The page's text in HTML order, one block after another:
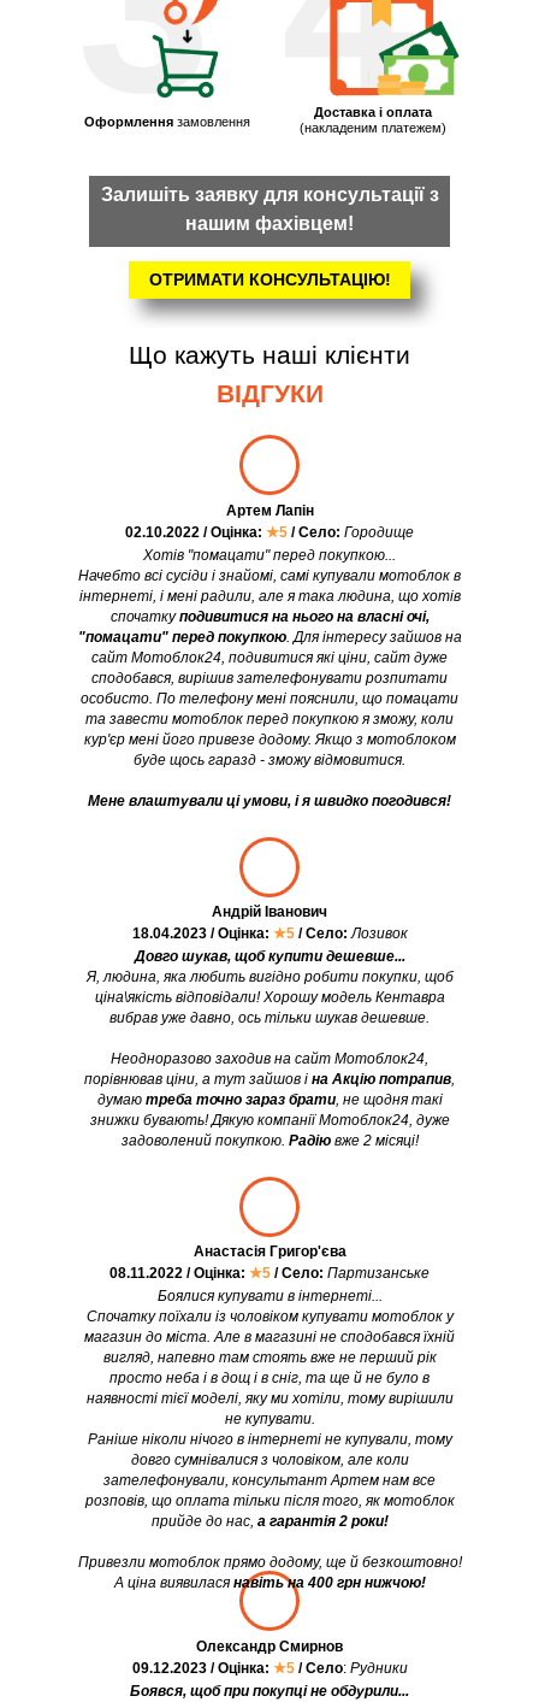
Оформлення замовлення
Доставка і оплата
(накладеним платежем)
ОТРИМАТИ КОНСУЛЬТАЦІЮ!
Залишіть заявку для консультації з
нашим фахівцем!
Що кажуть наші клієнти
ВІДГУКИ
Хотів "помацати" перед покупкою...
Начебто всі сусіди і знайомі, самі купували мотоблок в
інтернеті, і мені радили, але я така людина, що хотів
спочаткуподивитися на нього на власні очі,
"помацати" перед покупкою. Для інтересу зайшов на
сайт Мотоблок24, подивитися які ціни, сайт дуже
сподобався, вирішив зателефонувати розпитати
особисто. По телефону мені пояснили, що помацати
та завести мотоблок перед покупкою я зможу, коли
кур'єр мені його привезе додому. Якщо з мотоблоком
буде щось гаразд - зможу відмовитися.
Мене влаштували ці умови, і я швидко погодився!
Артем Лапін
02.10.2022 / Оцінка: ★5 / Село: Городище
Боявся, щоб при покупці не обдурили...
Олександр Смирнов
09.12.2023 / Оцінка: ★5 / Село: Рудники
Боялися купувати в інтернеті...
Спочатку поїхали із чоловіком купувати мотоблок у
магазин до міста. Але в магазині не сподобався їхній
вигляд, напевно там стоять вже не перший рік
просто неба і в дощ і в сніг, та ще й не було в
наявності тієї моделі, яку ми хотіли, тому вирішили
не купувати.
Раніше ніколи нічого в інтернеті не купували, тому
довго сумнівалися з чоловіком, але коли
зателефонували, консультант Артем нам все
розповів, що оплата тільки після того, як мотоблок
прийде до нас, а гарантія 2 роки!
Привезли мотоблок прямо додому, ще й безкоштовно!
А ціна виявилася навіть на 400 грн нижчою!
Анастасія Григор'єва
08.11.2022 / Оцінка: ★5 / Село: Партизанське
Довго шукав, щоб купити дешевше...
Я, людина, яка любить вигідно робити покупки, щоб
ціна\якість відповідали! Хорошу модель Кентавра
вибрав уже давно, ось тільки шукав дешевше.
Неодноразово заходив на сайт Мотоблок24,
порівнював ціни, а тут зайшов і на Акцію потрапив,
думаю треба точно зараз брати, не щодня такі
знижки бувають! Дякую компанії Мотоблок24, дуже
задоволений покупкою. Радіювже 2 місяці!
Андрій Іванович
18.04.2023 / Оцінка: ★5 / Село: Лозивок